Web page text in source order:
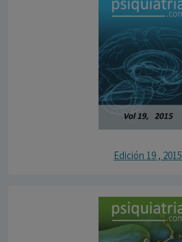
Edición 19 , 2015